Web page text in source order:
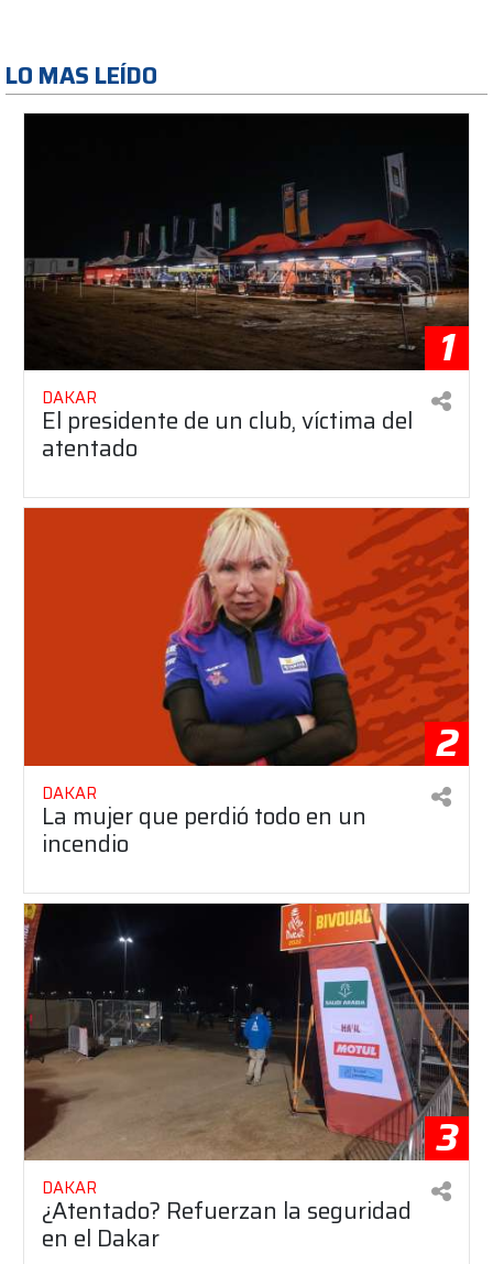
LO MAS LEÍDO
1
DAKAR
El presidente de un club, víctima del
atentado
2
DAKAR
La mujer que perdió todo en un
incendio
3
DAKAR
¿Atentado? Refuerzan la seguridad
en el Dakar